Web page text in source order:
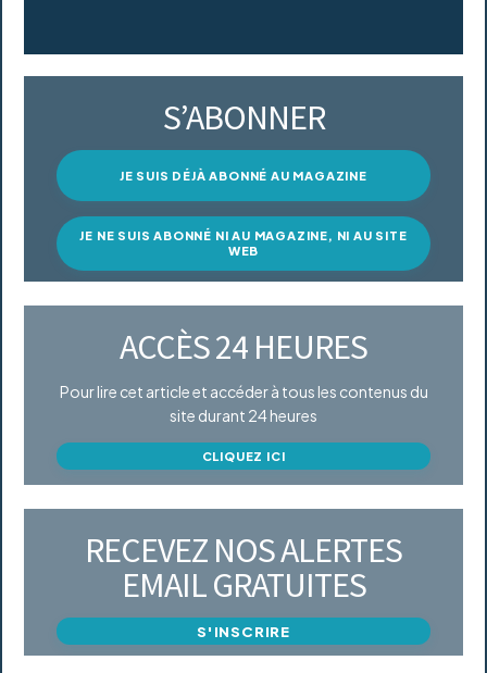
S’ABONNER
JE SUIS DÉJÀ ABONNÉ AU MAGAZINE
JE NE SUIS ABONNÉ NI AU MAGAZINE, NI AU SITE
WEB
ACCÈS 24 HEURES
Pour lire cet article et accéder à tous les contenus du
site durant 24 heures
CLIQUEZ ICI
RECEVEZ NOS ALERTES
EMAIL GRATUITES
S'INSCRIRE